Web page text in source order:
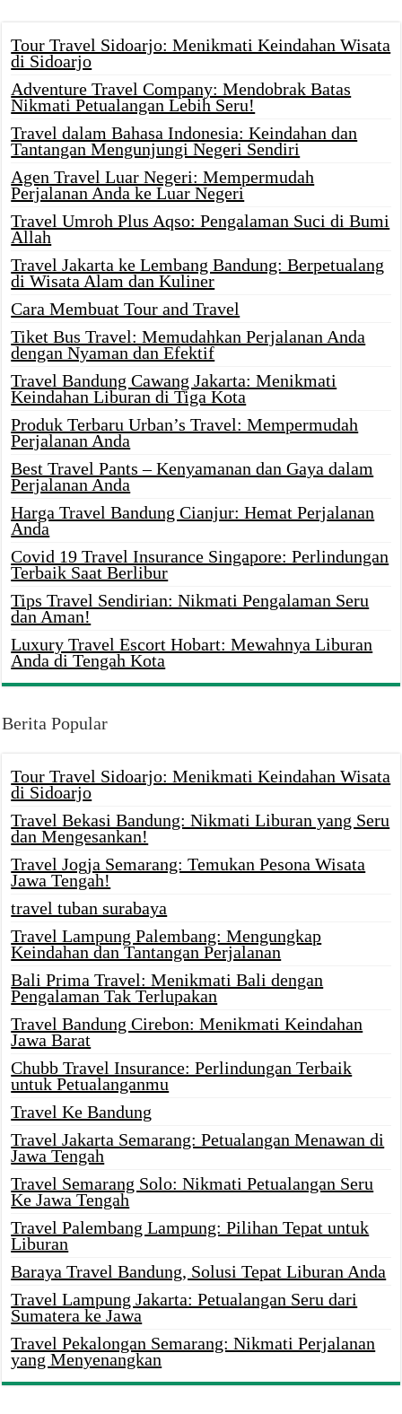
Tour Travel Sidoarjo: Menikmati Keindahan Wisata
di Sidoarjo
Adventure Travel Company: Mendobrak Batas
Nikmati Petualangan Lebih Seru!
Travel dalam Bahasa Indonesia: Keindahan dan
Tantangan Mengunjungi Negeri Sendiri
Agen Travel Luar Negeri: Mempermudah
Perjalanan Anda ke Luar Negeri
Travel Umroh Plus Aqso: Pengalaman Suci di Bumi
Allah
Travel Jakarta ke Lembang Bandung: Berpetualang
di Wisata Alam dan Kuliner
Cara Membuat Tour and Travel
Tiket Bus Travel: Memudahkan Perjalanan Anda
dengan Nyaman dan Efektif
Travel Bandung Cawang Jakarta: Menikmati
Keindahan Liburan di Tiga Kota
Produk Terbaru Urban’s Travel: Mempermudah
Perjalanan Anda
Best Travel Pants – Kenyamanan dan Gaya dalam
Perjalanan Anda
Harga Travel Bandung Cianjur: Hemat Perjalanan
Anda
Covid 19 Travel Insurance Singapore: Perlindungan
Terbaik Saat Berlibur
Tips Travel Sendirian: Nikmati Pengalaman Seru
dan Aman!
Luxury Travel Escort Hobart: Mewahnya Liburan
Anda di Tengah Kota
Berita Popular
Tour Travel Sidoarjo: Menikmati Keindahan Wisata
di Sidoarjo
Travel Bekasi Bandung: Nikmati Liburan yang Seru
dan Mengesankan!
Travel Jogja Semarang: Temukan Pesona Wisata
Jawa Tengah!
travel tuban surabaya
Travel Lampung Palembang: Mengungkap
Keindahan dan Tantangan Perjalanan
Bali Prima Travel: Menikmati Bali dengan
Pengalaman Tak Terlupakan
Travel Bandung Cirebon: Menikmati Keindahan
Jawa Barat
Chubb Travel Insurance: Perlindungan Terbaik
untuk Petualanganmu
Travel Ke Bandung
Travel Jakarta Semarang: Petualangan Menawan di
Jawa Tengah
Travel Semarang Solo: Nikmati Petualangan Seru
Ke Jawa Tengah
Travel Palembang Lampung: Pilihan Tepat untuk
Liburan
Baraya Travel Bandung, Solusi Tepat Liburan Anda
Travel Lampung Jakarta: Petualangan Seru dari
Sumatera ke Jawa
Travel Pekalongan Semarang: Nikmati Perjalanan
yang Menyenangkan